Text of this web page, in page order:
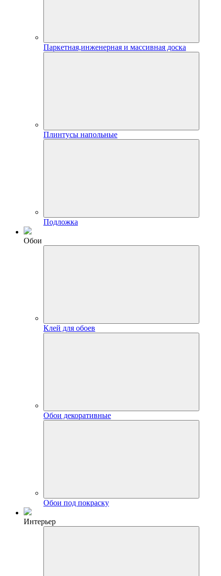
Паркетная,инженерная и массивная доска
Плинтусы напольные
Подложка
Обои
Клей для обоев
Обои декоративные
Обои под покраску
Интерьер